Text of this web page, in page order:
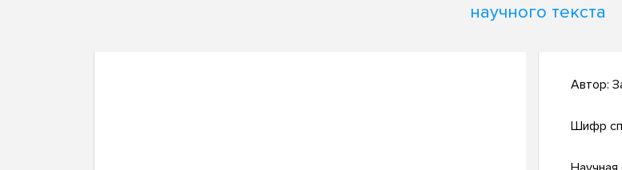
научного текста
Автор:
Шифр